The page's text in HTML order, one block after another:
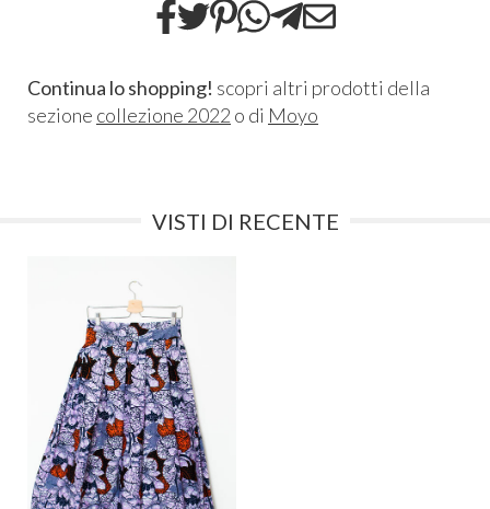
Continua lo shopping! scopri altri prodotti della
sezione collezione 2022 o di Moyo
VISTI DI RECENTE